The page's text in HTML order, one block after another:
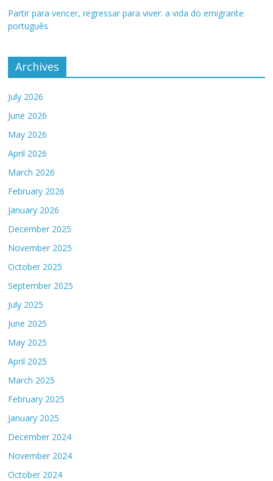
Partir para vencer, regressar para viver: a vida do emigrante
português
Archives
July 2026
June 2026
May 2026
April 2026
March 2026
February 2026
January 2026
December 2025
November 2025
October 2025
September 2025
July 2025
June 2025
May 2025
April 2025
March 2025
February 2025
January 2025
December 2024
November 2024
October 2024